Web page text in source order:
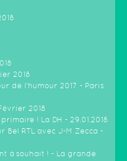
2018
de l'humour 2017 - Paris
2018
! La DH - 29.01.2018
Bel RTL avec J-M Zecca -
à souhait ! - La grande